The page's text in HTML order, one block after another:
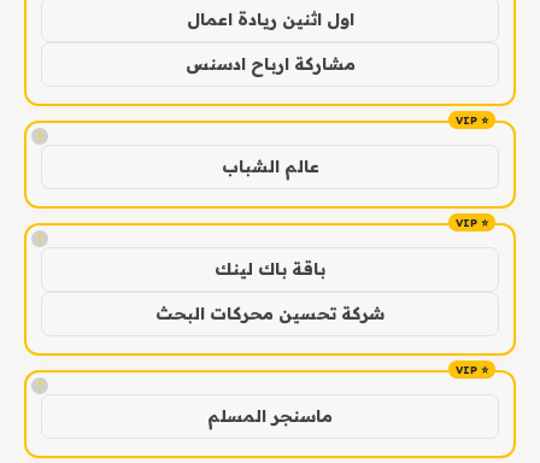
اول اثنين ريادة اعمال
مشاركة ارباح ادسنس
!
عالم الشباب
!
باقة باك لينك
شركة تحسين محركات البحث
!
ماسنجر المسلم